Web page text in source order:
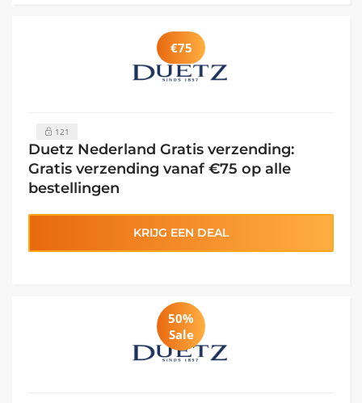
€75
121
Duetz Nederland Gratis verzending:
Gratis verzending vanaf €75 op alle
bestellingen
KRIJG EEN DEAL
50%
Sale